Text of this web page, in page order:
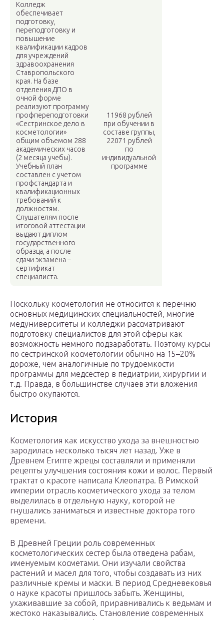
Колледж
обеспечивает
подготовку,
переподготовку и
повышение
квалификации кадров
для учреждений
здравоохранения
Ставропольского
края. На базе
отделения ДПО в
очной форме
реализуют программу
профпереподготовки
«Сестринское дело в
косметологии»
общим объемом 288
академических часов
(2 месяца учебы).
Учебный план
составлен с учетом
профстандарта и
квалификационных
требований к
должностям.
Слушателям после
итоговой аттестации
выдают диплом
государственного
образца, а после
сдачи экзамена –
сертификат
специалиста.
11968 рублей
при обучении в
составе группы,
22071 рублей
по
индивидуальной
программе
Поскольку косметология не относится к перечню
основных медицинских специальностей, многие
медуниверситеты и колледжи рассматривают
подготовку специалистов для этой сферы как
возможность немного подзаработать. Поэтому курсы
по сестринской косметологии обычно на 15–20%
дороже, чем аналогичные по трудоемкости
программы для медсестер в педиатрии, хирургии и
т.д. Правда, в большинстве случаев эти вложения
быстро окупаются.
История
Косметология как искусство ухода за внешностью
зародилась несколько тысяч лет назад. Уже в
Древнем Египте жрецы составляли и применяли
рецепты улучшения состояния кожи и волос. Первый
трактат о красоте написала Клеопатра. В Римской
империи отрасль косметического ухода за телом
выделилась в отдельную науку, которой не
гнушались заниматься и известные доктора того
времени.
В Древней Греции роль современных
косметологических сестер была отведена рабам,
именуемым косметами. Они изучали свойства
растений и масел для того, чтобы создавать из них
различные кремы и маски. В период Средневековья
о науке красоты пришлось забыть. Женщины,
ухаживавшие за собой, приравнивались к ведьмам и
жестоко наказывались. Становление современных